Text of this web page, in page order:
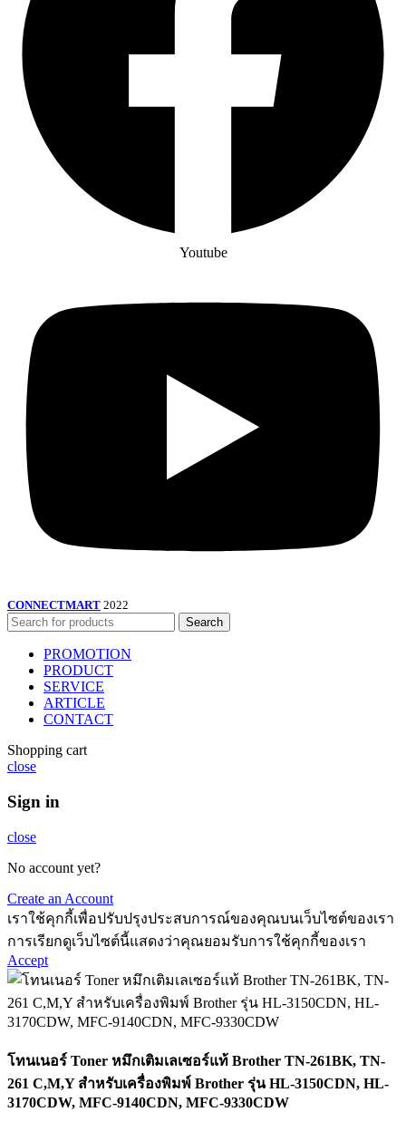
Youtube
CONNECTMART 2022
Search
PROMOTION
PRODUCT
SERVICE
ARTICLE
CONTACT
Shopping cart
close
Sign in
close
No account yet?
Create an Account
เราใช้คุกกี้เพื่อปรับปรุงประสบการณ์ของคุณบนเว็บไซต์ของเรา
การเรียกดูเว็บไซต์นี้แสดงว่าคุณยอมรับการใช้คุกกี้ของเรา
Accept
โทนเนอร์ Toner หมึกเติมเลเซอร์แท้ Brother TN-261BK, TN-
261 C,M,Y สำหรับเครื่องพิมพ์ Brother รุ่น HL-3150CDN, HL-
3170CDW, MFC-9140CDN, MFC-9330CDW